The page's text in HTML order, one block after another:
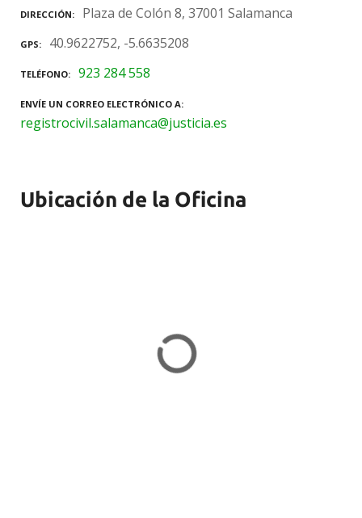
DIRECCIÓN Plaza de Colón 8, 37001 Salamanca
GPS 40.9622752, -5.6635208
TELÉFONO 923 284 558
ENVÍE UN CORREO ELECTRÓNICO A
registrocivil.salamanca@justicia.es
Ubicación de la Oficina